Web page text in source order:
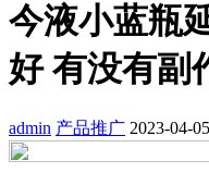
今液小蓝瓶
好 有没有副
admin 产品推广 2023-04-